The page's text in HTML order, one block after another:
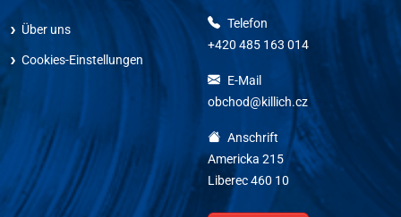
Über uns
Cookies-Einstellungen
Telefon
+420 485 163 014
E-Mail
obchod@killich.cz
Anschrift
Americka 215
Liberec 460 10